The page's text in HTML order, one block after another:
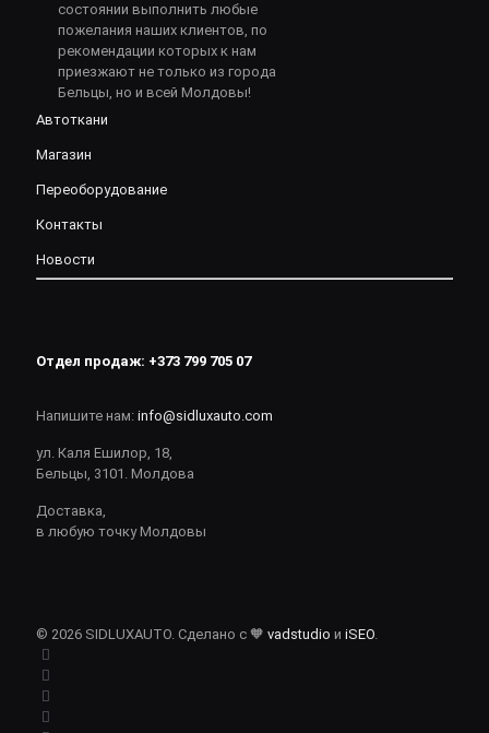
состоянии выполнить любые
пожелания наших клиентов, по
рекомендации которых к нам
приезжают не только из города
Бельцы, но и всей Молдовы!
Автоткани
Магазин
Переоборудование
Контакты
Новости
Отдел продаж: +373 799 705 07
Напишите нам: info@sidluxauto.com
ул. Каля Ешилор, 18,
Бельцы, 3101. Молдова
Доставка,
в любую точку Молдовы
© 2026 SIDLUXAUTO. Сделано с 🧡 vadstudio и iSEO